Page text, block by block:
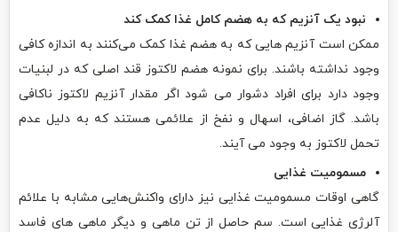
نبود یک آنزیم که به هضم کامل غذا کمک کند
ممکن است آنزیم‌ هایی که به هضم غذا کمک می‌کنند به اندازه کافی
وجود نداشته باشند. برای نمونه هضم لاکتوز قند اصلی که در لبنیات
وجود دارد برای افراد دشوار می‌ شود اگر مقدار آنزیم لاکتوز ناکافی
باشد. گاز اضافی، اسهال و نفخ از علائمی هستند که به دلیل عدم
تحمل لاکتوز به وجود می آیند.
مسمومیت غذایی
گاهی اوقات مسمومیت غذایی نیز دارای واکنش‌هایی مشابه با علائم
آلرژی غذایی است. سم حاصل از تن ماهی و دیگر ماهی‌ های فاسد